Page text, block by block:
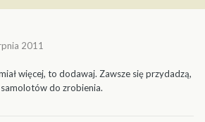
2011
więcej, to dodawaj. Zawsze się przydadzą,
do zrobienia.